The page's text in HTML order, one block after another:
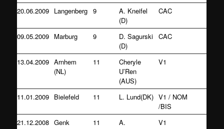
20.06.2009 Langenberg 9
A. Kneifel
(D)
CAC
09.05.2009 Marburg 9
D. Sagurski
(D)
CAC
13.04.2009 Arnhem
(NL)
11
Cheryle
U’Ren
(AUS)
V1
11.01.2009 Bielefeld 11 L. Lund(DK) V1 / NOM
/BIS
21.12.2008 Genk 11
A.
V1